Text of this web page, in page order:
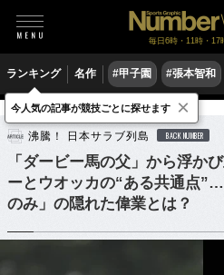
毎日6時・11時・17
ランキング 名作 #甲子園 #張本智和
競馬
沸騰！ 日本サラブ列島 BACK NUMBER
「ダービー馬の父」から浮か
ーとウオッカの“ある共通点
のみ」の隠れた偉業とは？
今人気の記事が競技ごとに探せます ×